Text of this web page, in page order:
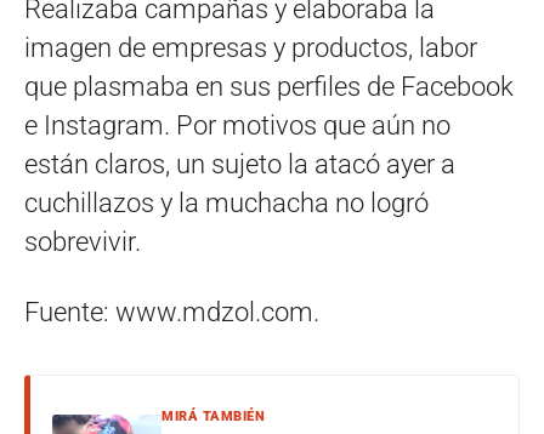
Realizaba campañas y elaboraba la
imagen de empresas y productos, labor
que plasmaba en sus perfiles de Facebook
e Instagram. Por motivos que aún no
están claros, un sujeto la atacó ayer a
cuchillazos y la muchacha no logró
sobrevivir.
Fuente: www.mdzol.com.
MIRÁ TAMBIÉN